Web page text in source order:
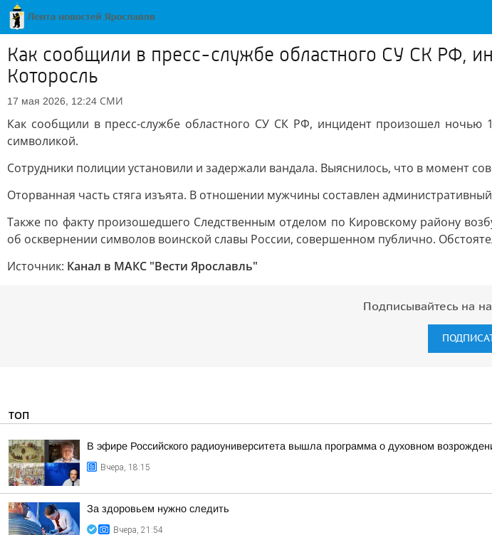
Как сообщили в пресс-службе областного СУ СК РФ,
Которосль
17 мая 2026, 12:24 СМИ
Как сообщили в пресс-службе областного СУ СК РФ, инцидент произошел ночью
символикой.
Сотрудники полиции установили и задержали вандала. Выяснилось, что в момент
Оторванная часть стяга изъята. В отношении мужчины составлен
Также по факту произошедшего Следственным отделом по Кировскому району
об осквернении символов воинской славы России, совершенном публично.
Источник: Канал в МАКС "Вести Ярославль"
Подписывайтесь на
ТОП
В эфире Российского радиоуниверситета вышла программа о духовном
Вчера, 18:15
За здоровьем нужно следить
Вчера, 21:54